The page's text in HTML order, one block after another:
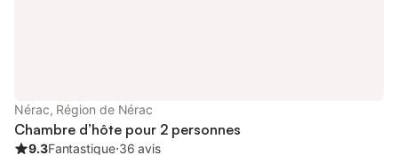
Nérac, Région de Nérac
Chambre d’hôte pour 2 personnes
9.3Fantastique⋅36 avis